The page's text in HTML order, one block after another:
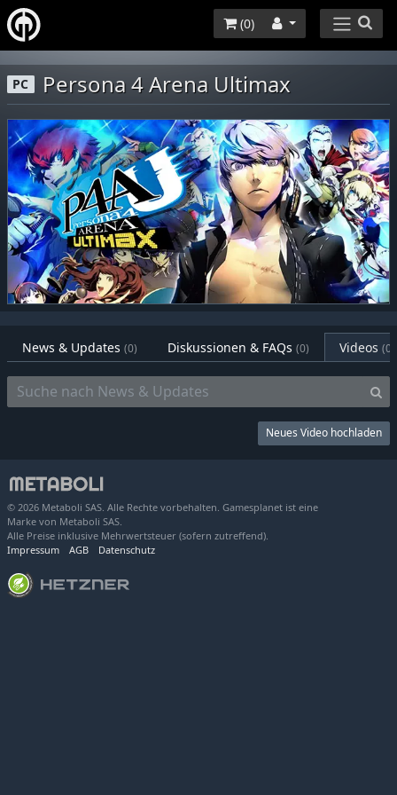
(0)
PC Persona 4 Arena Ultimax
News & Updates (0) Diskussionen & FAQs (0) Videos (0)
Neues Video hochladen
© 2026 Metaboli SAS. Alle Rechte vorbehalten. Gamesplanet ist eine
Marke von Metaboli SAS.
Alle Preise inklusive Mehrwertsteuer (sofern zutreffend).
Impressum
AGB Datenschutz